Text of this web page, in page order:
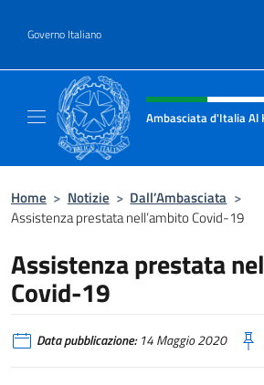
Governo Italiano
Intestazione sito,
Ambasciata d'Italia Al
Home > Notizie > Dall’Ambasciata >
Assistenza prestata nell’ambito Covid-19
Assistenza prestata
Covid-19
Data pubblicazione:14 Maggio 2020